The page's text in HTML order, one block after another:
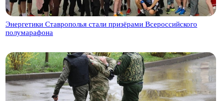
Энергетики Ставрополья стали призёрами Всероссийского
полумарафона